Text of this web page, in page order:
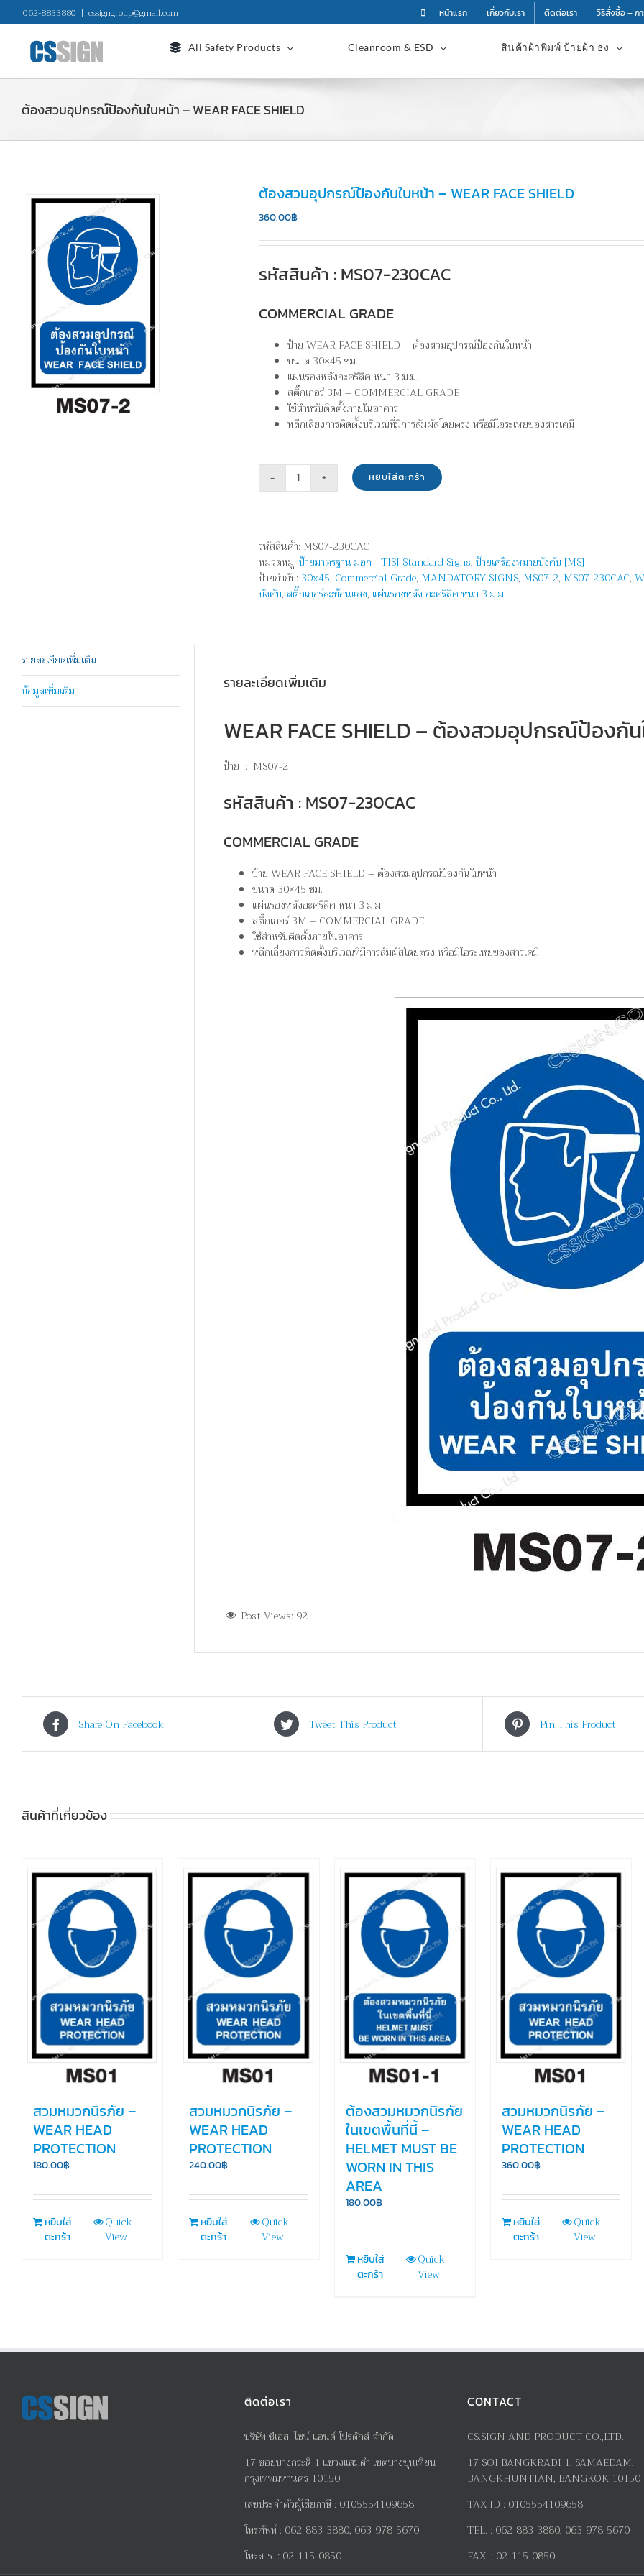
to
content
062-8833880 | cssigngroup@gmail.com หน้าแรก เกี่ยวกับเรา ติดต่อเรา วิธีสั่งซื้อ – กา
All Safety Products Cleanroom & ESD สินค้าผ้าพิมพ์ ป้ายผ้า ธง
ต้องสวมอุปกรณ์ป้องกันใบหน้า – WEAR FACE SHIELD
ต้องสวมอุปกรณ์ป้องกันใบหน้า – WEAR FACE SHIELD
360.00฿
รหัสสินค้า : MS07-230CAC
COMMERCIAL GRADE
ป้าย WEAR FACE SHIELD – ต้องสวมอุปกรณ์ป้องกันใบหน้า
ขนาด 30×45 ซม.
แผ่นรองหลังอะคริลิค หนา 3 ม.ม.
สติ๊กเกอร์ 3M – COMMERCIAL GRADE
ใช้สำหรับติดตั้งภายในอาคาร
หลีกเลี่ยงการติดตั้งบริเวณที่มีการสัมผัสโดยตรง หรือมีไอระเหยของสารเคมี
จำนวน
ป้องกัน
ใบหน้า
-
WEAR
ชิ้น
หยิบใส่ตะกร้า
รหัสสินค้า: MS07-230CAC
หมวดหมู่:ป้ายมาตรฐาน มอก - TISI Standard Signs, ป้ายเครื่องหมายบังคับ [MS]
ป้ายกำกับ: 30x45, Commercial Grade, MANDATORY SIGNS, MS07-2, MS07-230CAC,
บังคับ, สติ๊กเกอร์สะท้อนแสง, แผ่นรองหลัง อะคริลิค หนา 3 ม.ม.
รายละเอียดเพิ่มเติม
ข้อมูลเพิ่มเติม
รายละเอียดเพิ่มเติม
WEAR FACE SHIELD – ต้องสวมอุปกรณ์ป้องกั
ป้าย : MS07-2
รหัสสินค้า : MS07-230CAC
COMMERCIAL GRADE
ป้าย WEAR FACE SHIELD – ต้องสวมอุปกรณ์ป้องกันใบหน้า
ขนาด 30×45 ซม.
แผ่นรองหลังอะคริลิค หนา 3 ม.ม.
สติ๊กเกอร์ 3M – COMMERCIAL GRADE
ใช้สำหรับติดตั้งภายในอาคาร
หลีกเลี่ยงการติดตั้งบริเวณที่มีการสัมผัสโดยตรง หรือมีไอระเหยของสารเคมี
Post Views: 92
Share On Facebook Tweet This Product Pin This Product
สินค้าที่เกี่ยวข้อง
สวมหมวกนิรภัย –
WEAR HEAD
PROTECTION
180.00฿
หยิบใส่
ตะกร้า
Quick
View
สวมหมวกนิรภัย –
WEAR HEAD
PROTECTION
240.00฿
หยิบใส่
ตะกร้า
Quick
View
ต้องสวมหมวกนิรภัย
ในเขตพื้นที่นี้ –
HELMET MUST BE
WORN IN THIS
AREA
180.00฿
หยิบใส่
ตะกร้า
Quick
View
สวมหมวกนิรภัย –
WEAR HEAD
PROTECTION
360.00฿
หยิบใส่
ตะกร้า
Quick
View
ติดต่อเรา
บริษัท ซีเอส. ไซน์ แอนด์ โปรดักส์ จำกัด
17ซอยบางกระดี่ 1 แขวงแสมดำ เขตบางขุนเทียน
กรุงเทพมหานคร 10150
เลขประจำตัวผู้เสียภาษี :0105554109658
โทรศัพท์:062-883-3880, 063-978-5670
โทรสาร. :02-115-0850
CONTACT
CS.SIGN AND PRODUCT CO.,LTD.
17 SOI BANGKRADI 1, SAMAEDAM,
BANGKHUNTIAN, BANGKOK 10150
TAX ID :0105554109658
TEL. :062-883-3880, 063-978-5670
FAX. :02-115-0850